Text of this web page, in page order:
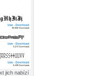
jich nabízí